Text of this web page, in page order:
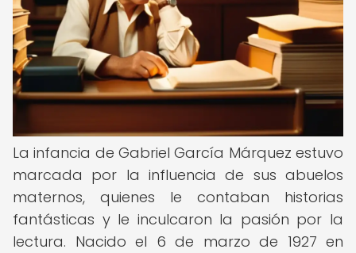
La infancia de Gabriel García Márquez estuvo
marcada por la influencia de sus abuelos
maternos, quienes le contaban historias
fantásticas y le inculcaron la pasión por la
lectura. Nacido el 6 de marzo de 1927 en